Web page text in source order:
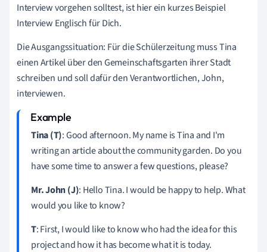
Interview vorgehen solltest, ist hier ein kurzes Beispiel
Interview Englisch für Dich.
Die Ausgangssituation: Für die Schülerzeitung muss Tina
einen Artikel über den Gemeinschaftsgarten ihrer Stadt
schreiben und soll dafür den Verantwortlichen, John,
interviewen.
Tina (T): Good afternoon. My name is Tina and I'm
writing an article about the community garden. Do you
have some time to answer a few questions, please?
Mr. John (J): Hello Tina. I would be happy to help. What
would you like to know?
T: First, I would like to know who had the idea for this
project and how it has become what it is today.